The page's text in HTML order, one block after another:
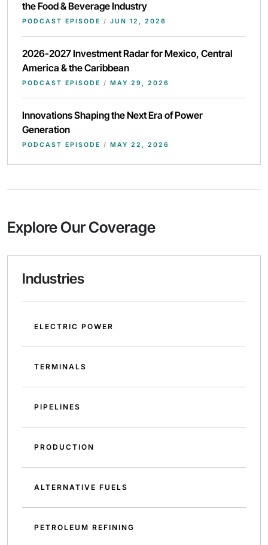
the Food & Beverage Industry
PODCAST EPISODE / JUN 12, 2026
2026-2027 Investment Radar for Mexico, Central
America & the Caribbean
PODCAST EPISODE / MAY 29, 2026
Innovations Shaping the Next Era of Power
Generation
PODCAST EPISODE / MAY 22, 2026
Explore Our Coverage
Industries
ELECTRIC POWER
TERMINALS
PIPELINES
PRODUCTION
ALTERNATIVE FUELS
PETROLEUM REFINING